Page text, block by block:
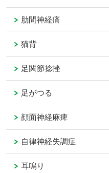
肋間神経痛
猫背
足関節捻挫
足がつる
顔面神経麻痺
自律神経失調症
耳鳴り